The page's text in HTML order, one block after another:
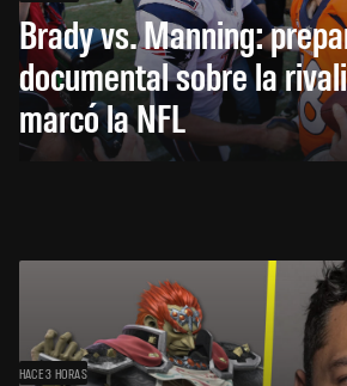
Brady vs. Manning:
documental sobre la
marcó la NFL
HACE 3 HORAS